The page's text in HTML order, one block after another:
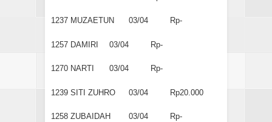
1237 MUZAETUN 03/04 Rp-
1257 DAMIRI 03/04 Rp-
1270 NARTI 03/04 Rp-
1239 SITI ZUHRO 03/04 Rp20.000
1258 ZUBAIDAH 03/04 Rp-